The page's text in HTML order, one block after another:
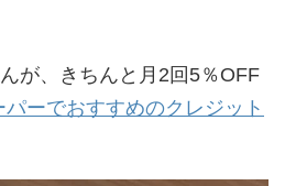
が、きちんと月2回5％OFF
パーでおすすめのクレジット